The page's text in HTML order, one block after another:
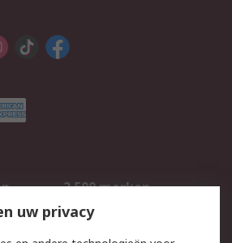
2.500 merken
Inkoopoplossingen
uw privacy